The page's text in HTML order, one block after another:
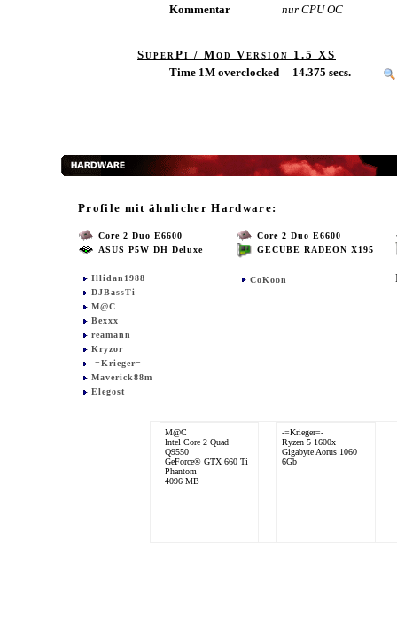
Kommentar nur CPU OC
SuperPi / Mod Version 1.5 XS
Time 1M overclocked
14.375 secs.
Profile mit ähnlicher Hardware:
Core 2 Duo E6600
ASUS P5W DH Deluxe
Illidan1988
DJBassTi
M@C
Bexxx
reamann
Kryzor
-=Krieger=-
Maverick88m
Elegost
Core 2 Duo E6600
GECUBE RADEON X195
CoKoon
M@C
Intel Core 2 Quad
Q9550
GeForce® GTX 660 Ti
Phantom
4096 MB
-=Krieger=-
Ryzen 5 1600x
Gigabyte Aorus 1060
6Gb